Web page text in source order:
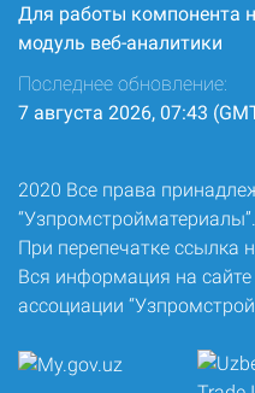
Для работы компонента
модуль веб-аналитики
Последнее обновление:
7 августа 2026, 07:43
2020 Все права
“Узпромстройматериалы”.
При перепечатке ссылка
Вся информация на сайте
ассоциации